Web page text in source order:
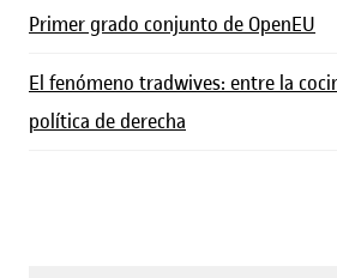
Primer grado conjunto de OpenEU
El fenómeno tradwives: entre la
política de derecha